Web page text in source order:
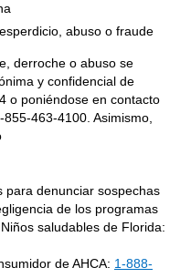
abuso o fraude
derroche o abuso se
y confidencial de
o poniéndose en contacto
463-4100. Asimismo,
para denunciar sospechas
de los programas
saludables de Florida:
de AHCA: 1-888-